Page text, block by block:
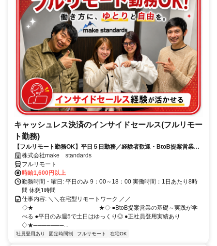
キャッシュレス決済のインサイドセールス(フルリモー
ト勤務)
【フルリモート勤務OK】平日５日勤務／経験者歓迎・BtoB提案営業で
スキルアップ
株式会社make standards
フルリモート
時給1,600円以上
勤務時間・曜日: 平日のみ 9：00～18：00 実働時間：1日あたり8時
間 休憩1時間
仕事内容: ＼＼在宅型リモートワーク ／／
◇★───────────────★◇ ●BtoB提案営業の基礎～実践が学
べる ●平日のみ週5で土日はゆっくり◎ ●正社員登用実績あり
◇★───────...
社員登用あり 固定時間制 フルリモート 在宅OK